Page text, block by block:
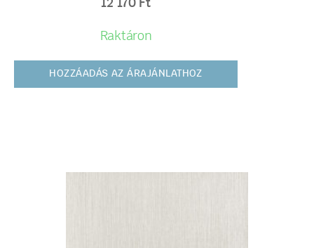
12 170 Ft
Raktáron
HOZZÁADÁS AZ ÁRAJÁNLATHOZ